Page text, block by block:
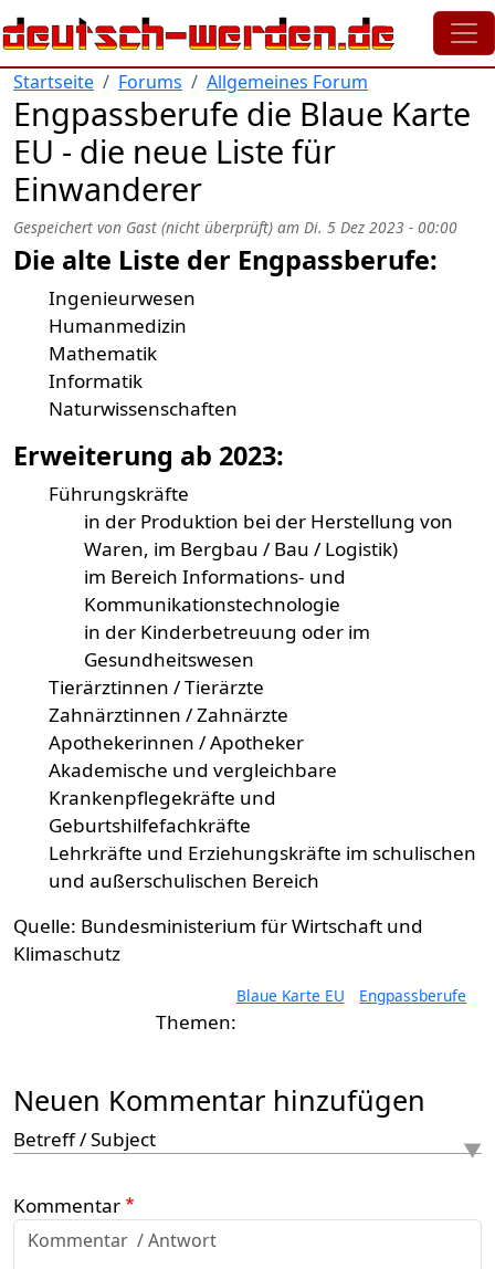
Direkt zum Inhalt
Startseite Forums Allgemeines Forum
Engpassberufe die Blaue Karte
EU - die neue Liste für
Einwanderer
Gespeichert von Gast (nicht überprüft) am Di. 5 Dez 2023 - 00:00
Die alte Liste der Engpassberufe:
Ingenieurwesen
Humanmedizin
Mathematik
Informatik
Naturwissenschaften
Erweiterung ab 2023:
Führungskräfte
in der Produktion bei der Herstellung von
Waren, im Bergbau / Bau / Logistik)
im Bereich Informations- und
Kommunikationstechnologie
in der Kinderbetreuung oder im
Gesundheitswesen
Tierärztinnen / Tierärzte
Zahnärztinnen / Zahnärzte
Apothekerinnen / Apotheker
Akademische und vergleichbare
Krankenpflegekräfte und
Geburtshilfefachkräfte
Lehrkräfte und Erziehungskräfte im schulischen
und außerschulischen Bereich
Quelle: Bundesministerium für Wirtschaft und
Klimaschutz
Blaue Karte EU Engpassberufe
Neuen Kommentar hinzufügen
Betreff / Subject
Kommentar